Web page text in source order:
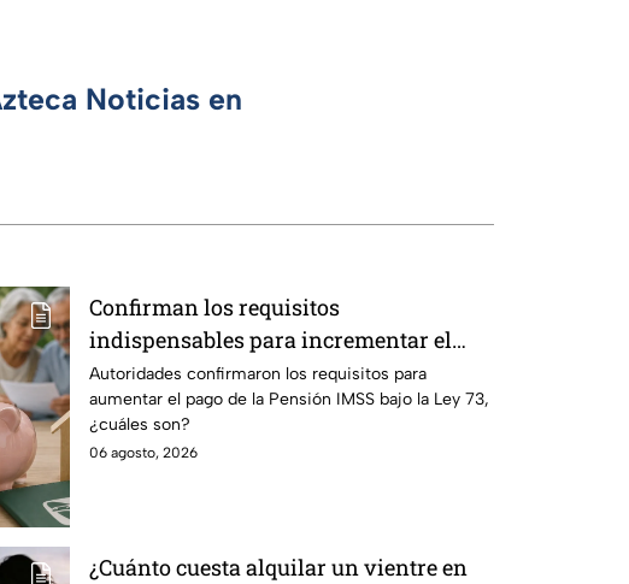
Noticias en
Confirman los requisitos
indispensables para incrementar el
pago de la Pensión IMSS bajo el
régimen de la Ley 73
Autoridades confirmaron los requisitos para
aumentar el pago de la Pensión IMSS bajo la Ley 73,
¿cuáles son?
06 agosto, 2026
¿Cuánto cuesta alquilar un vientre en